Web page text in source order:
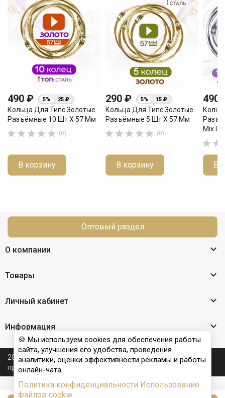
490 ₽ 5% 25 ₽
Кольца Для Типс Золотые
Разъёмные 10 Шт Х 57 Мм
     (0)
В корзину
290 ₽ 5% 15 ₽
Кольца Для Типс Золотые
Разъёмные 5 Шт Х 57 Мм
     (0)
В корзину
490
Mix
 
В
Оптовый раздел
О компании 
Товары 
Личный кабинет 
Информация 
2026 © Nail Club professional - официальный сайт
производителя бренда для наращивания ногтей
🍪 Мы используем cookies для обеспечения работы
сайта, улучшения его удобства, проведения
аналитики, оценки эффективности рекламы и работы
онлайн-чата.
Политика конфиденциальности Использование
файлов cookie